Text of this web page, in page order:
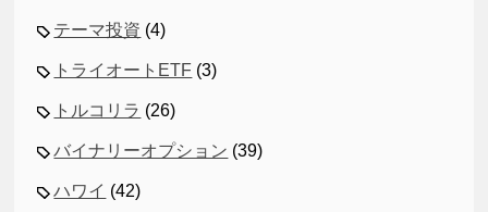
テーマ投資 (4)
トライオートETF (3)
トルコリラ (26)
バイナリーオプション (39)
ハワイ (42)